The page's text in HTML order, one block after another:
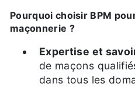
Pourquoi choisir BPM pour vos petits travaux de
maçonnerie ?
Expertise et
de maçons
dans tous les